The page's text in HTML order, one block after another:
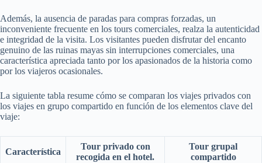
Además, la ausencia de paradas para compras forzadas, un
inconveniente frecuente en los tours comerciales, realza la autenticidad
e integridad de la visita. Los visitantes pueden disfrutar del encanto
genuino de las ruinas mayas sin interrupciones comerciales, una
característica apreciada tanto por los apasionados de la historia como
por los viajeros ocasionales.
La siguiente tabla resume cómo se comparan los viajes privados con
los viajes en grupo compartido en función de los elementos clave del
viaje:
Característica
Tour privado con
recogida en el hotel.
Tour grupal
compartido